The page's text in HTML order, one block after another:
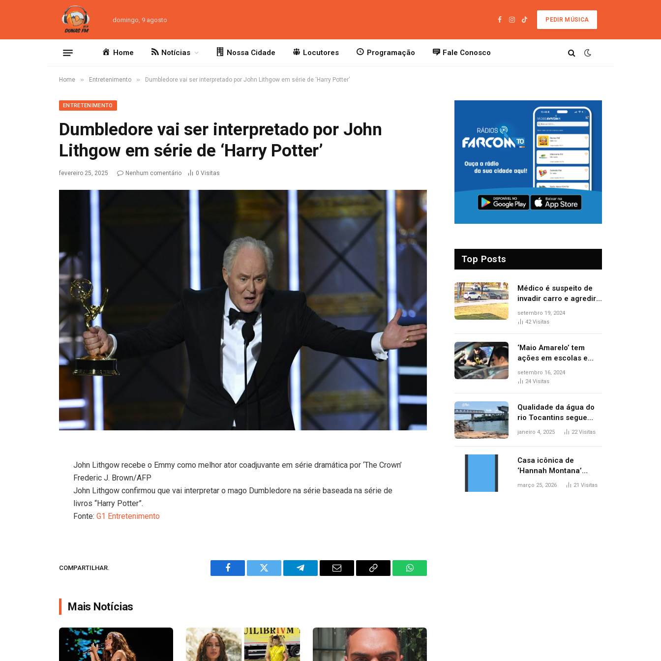
domingo, 9 agosto
Facebook
Instagram
TikTok
PEDIR MÚSICA
Home Notícias Nossa Cidade Locutores Programação Fale Conosco
Home » Entretenimento » Dumbledore vai ser interpretado por John Lithgow em série de ‘Harry Potter’
ENTRETENIMENTO
Dumbledore vai ser interpretado por John
Lithgow em série de ‘Harry Potter’
fevereiro 25, 2025 Nenhum comentário 0 Visitas
John Lithgow recebe o Emmy como melhor ator coadjuvante em série dramática por ‘The Crown’
Frederic J. Brown/AFP
John Lithgow confirmou que vai interpretar o mago Dumbledore na série baseada na série de
livros “Harry Potter”.
Fonte:G1 Entretenimento
COMPARTILHAR.
Facebook Twitter Telegram Email
Copy
WhatsApp
Mais Notícias
Top Posts
Médico é suspeito de
invadir carro e agredir
delegado aposentado
durante confusão no
setembro 19, 2024
42Visitas
‘Maio Amarelo’ tem
ações em escolas e
ruas para prevenir
acidentes no trânsito
setembro 16, 2024
24 Visitas
Qualidade da água do
rio Tocantins segue
sem indicar alterações
afirma ANA
janeiro 4, 2025 22Visitas
Casa icônica de
‘Hannah Montana’
poderá ser alugada por
março 25, 2026 21 Visitas